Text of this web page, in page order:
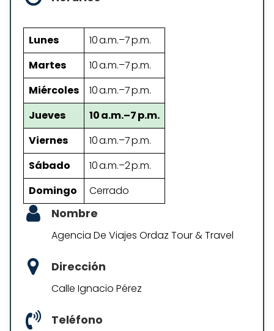
Lunes
10 a.m.–7 p.m.
Martes
10 a.m.–7 p.m.
Miércoles
10 a.m.–7 p.m.
Jueves
10 a.m.–7 p.m.
Viernes
10 a.m.–7 p.m.
Sábado
10 a.m.–2 p.m.
Domingo
Cerrado
Nombre
Agencia De Viajes Ordaz Tour & Travel
Dirección
Calle Ignacio Pérez
Teléfono